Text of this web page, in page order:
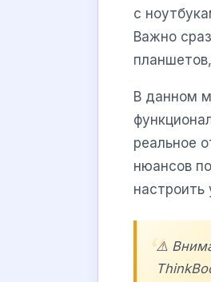
с
Важно
В данном
реальное
нюансов
настроить
⚠️